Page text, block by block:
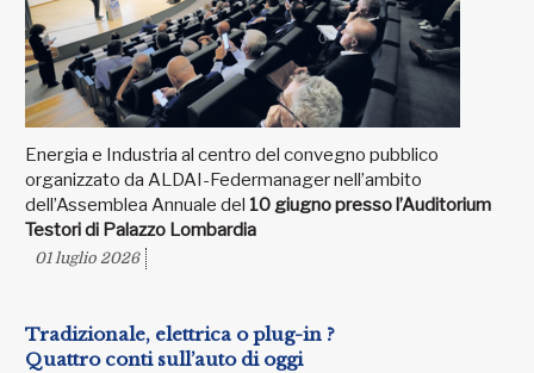
Energia e Industria al centro del convegno pubblico
organizzato da ALDAI-Federmanager nell’ambito
dell’Assemblea Annuale del 10 giugno presso l’Auditorium
Testori di Palazzo Lombardia
01 luglio 2026
Tradizionale, elettrica o plug-in ?
Quattro conti sull’auto di oggi